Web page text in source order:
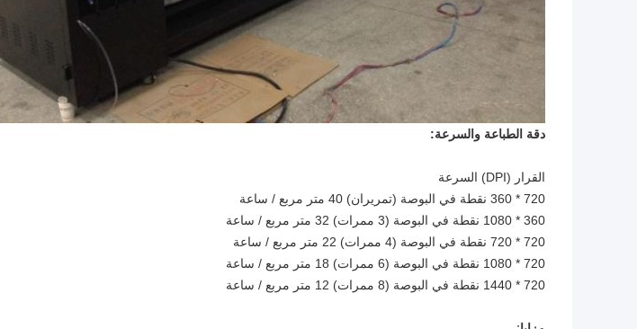
دقة الطباعة والسرعة:
القرار (DPI) السرعة
720 * 360 نقطة في البوصة (تمريران) 40 متر مربع / ساعة
360 * 1080 نقطة في البوصة (3 ممرات) 32 متر مربع / ساعة
720 * 720 نقطة في البوصة (4 ممرات) 22 متر مربع / ساعة
720 * 1080 نقطة في البوصة (6 ممرات) 18 متر مربع / ساعة
720 * 1440 نقطة في البوصة (8 ممرات) 12 متر مربع / ساعة